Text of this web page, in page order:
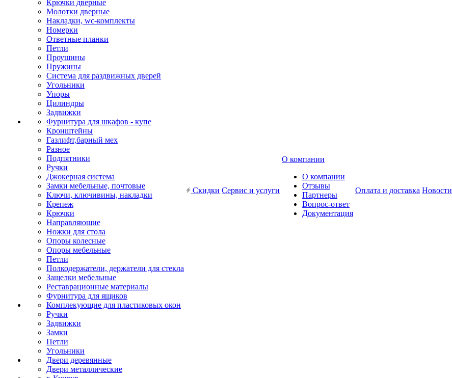
Крючки дверные
Молотки дверные
Накладки, wc-комплекты
Номерки
Ответные планки
Петли
Проушины
Пружины
Система для раздвижных дверей
Угольники
Упоры
Цилиндры
Задвижки
Фурнитура для шкафов - купе
Кронштейны
Газлифт,барный мех
Разное
Подпятники
Ручки
Джокерная система
Замки мебельные, почтовые
Ключи, ключивины, накладки
Крепеж
Крючки
Направляющие
Ножки для стола
Опоры колесные
Опоры мебельные
Петли
Полкодержатели, держатели для стекла
Защелки мебельные
Реставрационные материалы
Фурнитура для ящиков
Комплекующие для пластиковых окон
Ручки
Задвижки
Замки
Петли
Угольники
Двери деревянные
Двери металлические
Скидки Сервис и услуги
О компании
О компании
Отзывы
Партнеры
Вопрос-ответ
Документация
Оплата и доставка Новости